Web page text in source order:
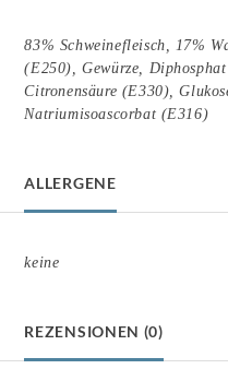
83% Schweinefleisch, 17%
(E250), Gewürze,
Citronensäure (E330),
Natriumisoascorbat (E316)
ALLERGENE
keine
REZENSIONEN (0)